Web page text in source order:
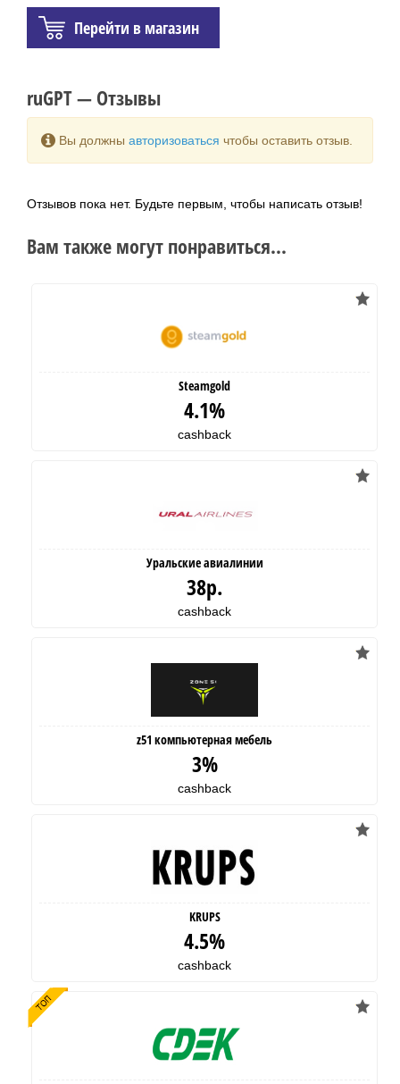
Перейти в магазин
ruGPT — Отзывы
Вы должны авторизоваться чтобы оставить отзыв.
Отзывов пока нет. Будьте первым, чтобы написать отзыв!
Вам также могут понравиться...
Steamgold
4.1%
cashback
Уральские авиалинии
38р.
cashback
z51 компьютерная мебель
3%
cashback
KRUPS
4.5%
cashback